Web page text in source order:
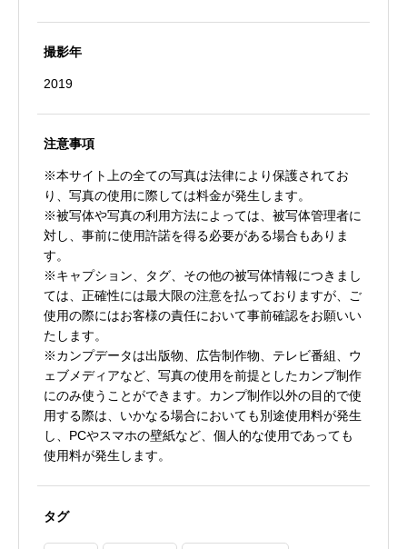
撮影年
2019
注意事項
※本サイト上の全ての写真は法律により保護されてお
り、写真の使用に際しては料金が発生します。
※被写体や写真の利用方法によっては、被写体管理者に
対し、事前に使用許諾を得る必要がある場合もありま
す。
※キャプション、タグ、その他の被写体情報につきまし
ては、正確性には最大限の注意を払っておりますが、ご
使用の際にはお客様の責任において事前確認をお願いい
たします。
※カンプデータは出版物、広告制作物、テレビ番組、ウ
ェブメディアなど、写真の使用を前提としたカンプ制作
にのみ使うことができます。カンプ制作以外の目的で使
用する際は、いかなる場合においても別途使用料が発生
し、PCやスマホの壁紙など、個人的な使用であっても
使用料が発生します。
タグ